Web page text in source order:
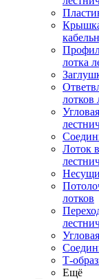
лотка
лотков
Лоток
лотков
Т-
Ещё